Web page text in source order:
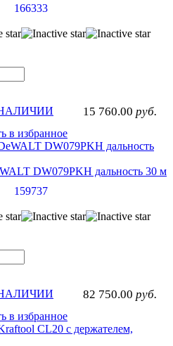
166333
15 760.00 руб.
в избранное
DW079PKH дальность 30 м
159737
82 750.00 руб.
в избранное